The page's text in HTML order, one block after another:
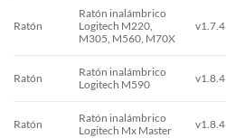
Ratón
Ratón inalámbrico
Logitech M220,
M305, M560, M70X
v1.7.4
Ratón
Ratón inalámbrico
Logitech M590
v1.8.4
Ratón
Ratón inalámbrico
Logitech Mx Master
v1.8.4